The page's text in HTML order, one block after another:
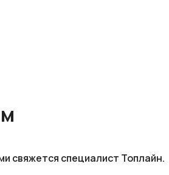
свяжется специалист Топлайн.